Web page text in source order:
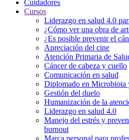
Cuidadores
Cursos
Liderazgo en salud 4.0
¿Cómo ver una obra de
¿Es posible prevenir el
Apreciación del cine
Atención Primaria de
Cáncer de cabeza y cuello
Comunicación en salud
Diplomado en Microbiota
Gestión del duelo
Humanización de la
Liderazgo en salud 4.0
Manejo del estrés y
burnout
Marca personal para